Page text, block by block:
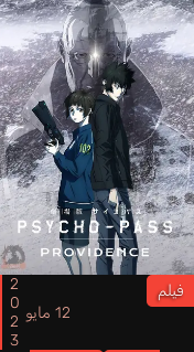
فيلم
12 مايو
2023